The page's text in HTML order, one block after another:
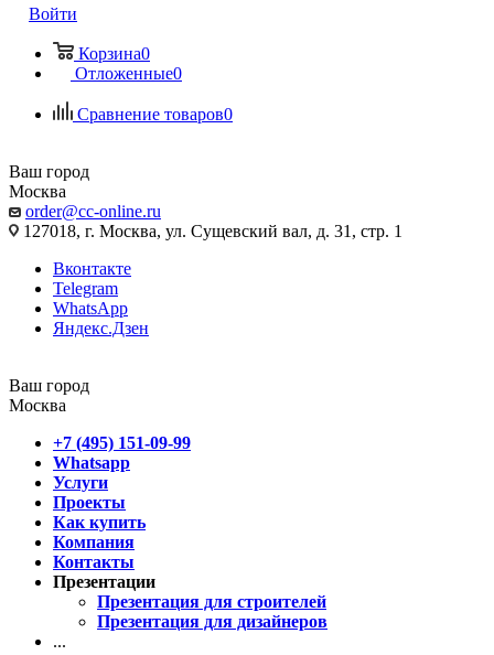
Войти
Корзина0
Отложенные0
Сравнение товаров0
Ваш город
Москва
order@cc-online.ru
127018, г. Москва, ул. Сущевский вал, д. 31, стр. 1
Вконтакте
Telegram
WhatsApp
Яндекс.Дзен
Ваш город
Москва
+7 (495) 151-09-99
Whatsapp
Услуги
Проекты
Как купить
Компания
Контакты
Презентации
Презентация для строителей
Презентация для дизайнеров
...